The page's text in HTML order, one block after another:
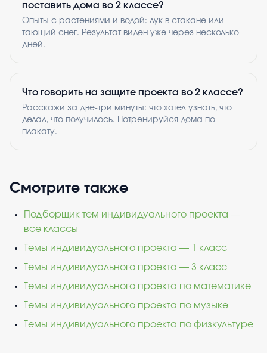
поставить дома во 2 классе?
Опыты с растениями и водой: лук в стакане или
тающий снег. Результат виден уже через несколько
дней.
Что говорить на защите проекта во 2 классе?
Расскажи за две-три минуты: что хотел узнать, что
делал, что получилось. Потренируйся дома по
плакату.
Смотрите также
Подборщик тем индивидуального проекта —
все классы
Темы индивидуального проекта — 1 класс
Темы индивидуального проекта — 3 класс
Темы индивидуального проекта по математике
Темы индивидуального проекта по музыке
Темы индивидуального проекта по физкультуре